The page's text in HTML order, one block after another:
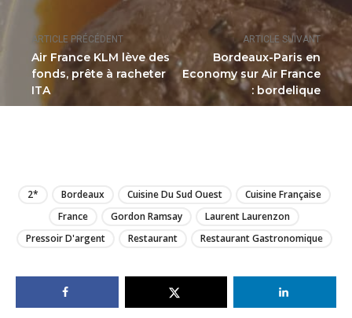
ARTICLE PRÉCÉDENT
Air France KLM lève des
fonds, prête à racheter
ITA
ARTICLE SUIVANT
Bordeaux-Paris en
Economy sur Air France
: bordelique
2* Bordeaux Cuisine Du Sud Ouest
Cuisine Française
France
Gordon Ramsay
Laurent Laurenzon
Pressoir D'argent
Restaurant Restaurant Gastronomique